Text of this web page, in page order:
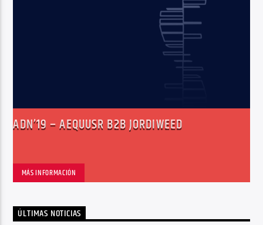
ADN’19 – AEQUUSR B2B JORDIWEED
MÁS INFORMACIÓN
ÚLTIMAS NOTICIAS